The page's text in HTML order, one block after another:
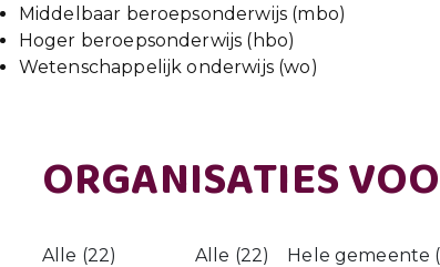
Middelbaar beroepsonderwijs (mbo)
Hoger beroepsonderwijs (hbo)
Wetenschappelijk onderwijs (wo)
ORGANISATIES
Alle (22) Alle (22) Hele gemeente